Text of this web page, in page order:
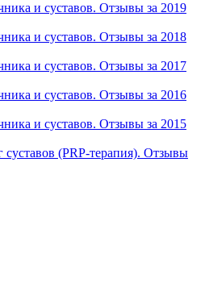
и суставов. Отзывы за 2019
и суставов. Отзывы за 2018
и суставов. Отзывы за 2017
и суставов. Отзывы за 2016
и суставов. Отзывы за 2015
(PRP-терапия). Отзывы